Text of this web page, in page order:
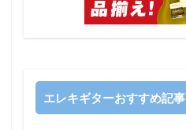
エレキギターおすすめ記事